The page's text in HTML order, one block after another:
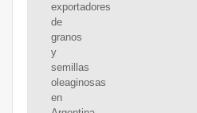
exportadores
de
granos
y
semillas
oleaginosas
en